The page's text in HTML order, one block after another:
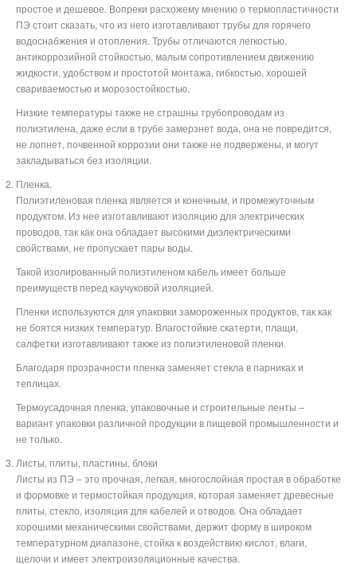
простое и дешевое. Вопреки расхожему мнению о термопластичности
ПЭ стоит сказать, что из него изготавливают трубы для горячего
водоснабжения и отопления. Трубы отличаются легкостью,
антикоррозийной стойкостью, малым сопротивлением движению
жидкости, удобством и простотой монтажа, гибкостью, хорошей
свариваемостью и морозостойкостью.
Низкие температуры также не страшны трубопроводам из
полиэтилена, даже если в трубе замерзнет вода, она не повредится,
не лопнет, почвенной коррозии они также не подвержены, и могут
закладываться без изоляции.
Пленка.
Полиэтиленовая пленка является и конечным, и промежуточным
продуктом. Из нее изготавливают изоляцию для электрических
проводов, так как она обладает высокими диэлектрическими
свойствами, не пропускает пары воды.
Такой изолированный полиэтиленом кабель имеет больше
преимуществ перед каучуковой изоляцией.
Пленки используются для упаковки замороженных продуктов, так как
не боятся низких температур. Влагостойкие скатерти, плащи,
салфетки изготавливают также из полиэтиленовой пленки.
Благодаря прозрачности пленка заменяет стекла в парниках и
теплицах.
Термоусадочная пленка, упаковочные и строительные ленты –
вариант упаковки различной продукции в пищевой промышленности и
не только.
Листы, плиты, пластины, блоки
Листы из ПЭ – это прочная, легкая, многослойная простая в обработке
и формовке и термостойкая продукция, которая заменяет древесные
плиты, стекло, изоляция для кабелей и отводов. Она обладает
хорошими механическими свойствами, держит форму в широком
температурном диапазоне, стойка к воздействию кислот, влаги,
щелочи и имеет электроизоляционные качества.